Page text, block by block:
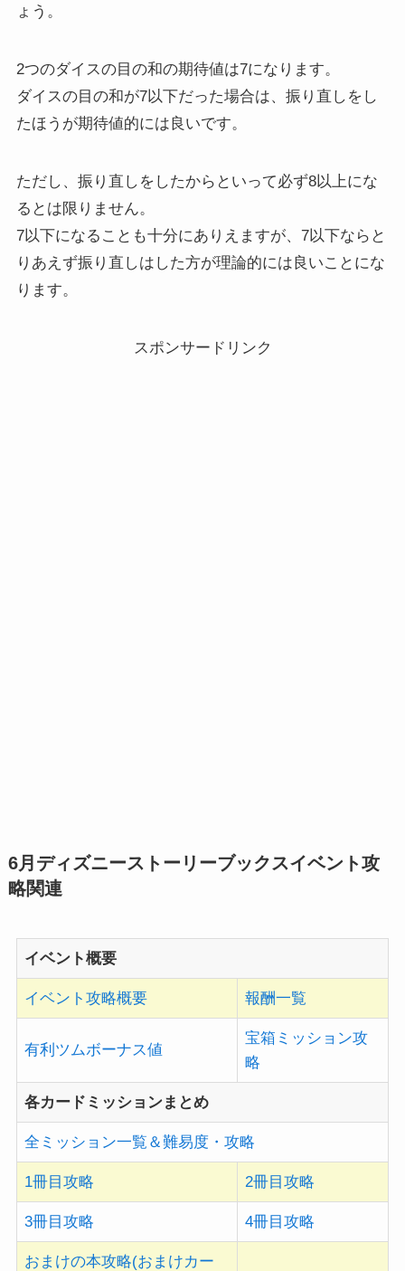
ょう。
2つのダイスの目の和の期待値は7になります。
ダイスの目の和が7以下だった場合は、振り直しをし
たほうが期待値的には良いです。
ただし、振り直しをしたからといって必ず8以上にな
るとは限りません。
7以下になることも十分にありえますが、7以下ならと
りあえず振り直しはした方が理論的には良いことにな
ります。
スポンサードリンク
6月ディズニーストーリーブックスイベント攻
略関連
イベント概要
イベント攻略概要 報酬一覧
有利ツムボーナス値
宝箱ミッション攻
略
各カードミッションまとめ
全ミッション一覧＆難易度・攻略
1冊目攻略 2冊目攻略
3冊目攻略 4冊目攻略
おまけの本攻略(おまけカー